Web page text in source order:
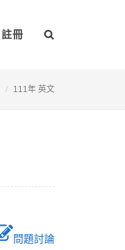
註冊
111年 英文
問題討論